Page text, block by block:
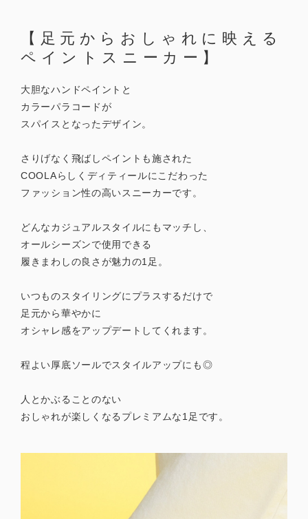
【足元からおしゃれに映える
ペイントスニーカー】
大胆なハンドペイントと
カラーパラコードが
スパイスとなったデザイン。
さりげなく飛ばしペイントも施された
COOLAらしくディティールにこだわった
ファッション性の高いスニーカーです。
どんなカジュアルスタイルにもマッチし、
オールシーズンで使用できる
履きまわしの良さが魅力の1足。
いつものスタイリングにプラスするだけで
足元から華やかに
オシャレ感をアップデートしてくれます。
程よい厚底ソールでスタイルアップにも◎
人とかぶることのない
おしゃれが楽しくなるプレミアムな1足です。